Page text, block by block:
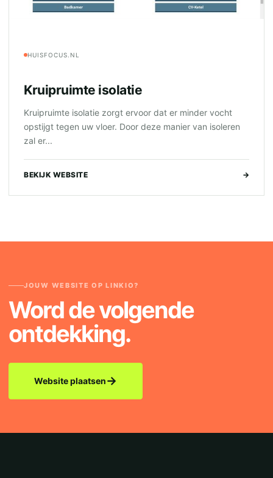
HUISFOCUS.NL
Kruipruimte isolatie
Kruipruimte isolatie zorgt ervoor dat er minder vocht
opstijgt tegen uw vloer. Door deze manier van isoleren
zal er...
BEKIJK WEBSITE →
JOUW WEBSITE OP LINKIO?
Word de volgende
ontdekking.
Website plaatsen→